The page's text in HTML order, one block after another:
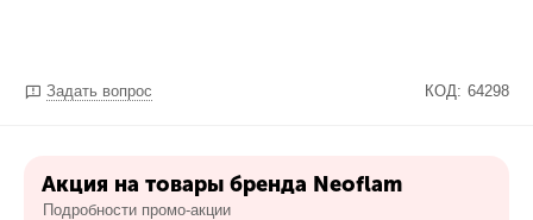
Задать вопрос КОД: 64298
Акция на товары бренда Neoflam
Подробности промо-акции